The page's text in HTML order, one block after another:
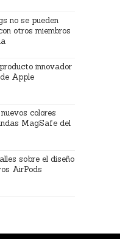
no se pueden
otros miembros
innovador
Apple
colores
MagSafe del
sobre el diseño
AirPods